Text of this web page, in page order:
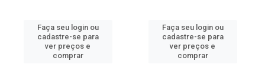
Faça seu login ou
cadastre-se para
ver preços e
comprar
Faça seu login ou
cadastre-se para
ver preços e
comprar